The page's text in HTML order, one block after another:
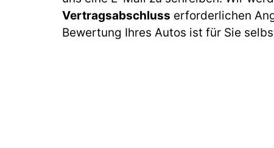
Vertragsabschluss erforderlichen
Bewertung Ihres Autos ist für Sie